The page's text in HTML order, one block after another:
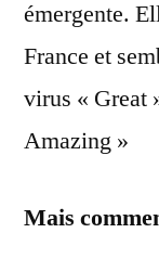
émergente.
France et
virus « Great
Amazing »
Mais